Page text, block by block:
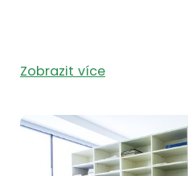
Zobrazit více